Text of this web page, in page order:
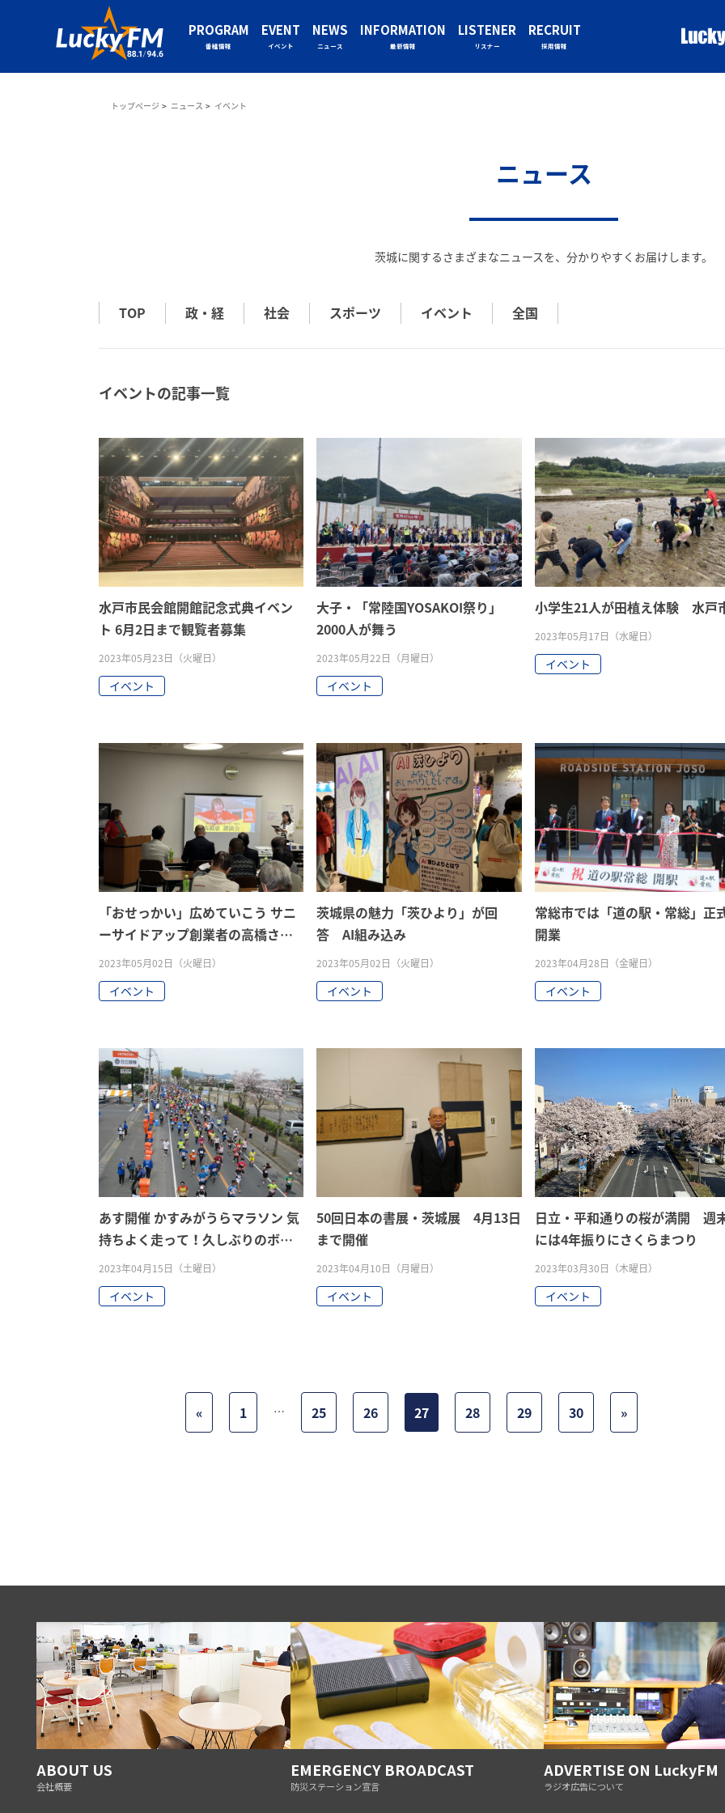
PROGRAM
番組情報
EVENT
イベント
NEWS
ニュース
INFORMATION
最新情報
LISTENER
リスナー
RECRUIT
採用情報
トップページ ニュース イベント
ニュース
茨城に関するさまざまなニュースを、 分かりやすくお届けします。
TOP 政・経 社会 スポーツ イベント 全国
イベントの記事一覧
水戸市民会館開館記念式典イベン
ト 6月2日まで観覧者募集
2023年05月23日（火曜日）
イベント
大子・「常陸国YOSAKOI祭り」
2000人が舞う
2023年05月22日（月曜日）
イベント
小学生21人が田植え体験 水戸
2023年05月17日（水曜日）
イベント
「おせっかい」広めていこう サニ
ーサイドアップ創業者の高橋さん
講演
2023年05月02日（火曜日）
イベント
茨城県の魅力「茨ひより」が回
答 AI組み込み
2023年05月02日（火曜日）
イベント
常総市では「道の駅・常総」正
開業
2023年04月28日（金曜日）
イベント
あす開催 かすみがうらマラソン 気
持ちよく走って！久しぶりのボラ
ンティア
2023年04月15日（土曜日）
イベント
50回日本の書展・茨城展 4月13日
まで開催
2023年04月10日（月曜日）
イベント
日立・平和通りの桜が満開 週
には4年振りにさくらまつり
2023年03月30日（木曜日）
イベント
« 1 … 25 26 27 28 29 30 »
ABOUT US
会社概要
EMERGENCY BROADCAST
防災ステーション宣言
ADVERTISE ON LuckyFM
ラジオ広告について